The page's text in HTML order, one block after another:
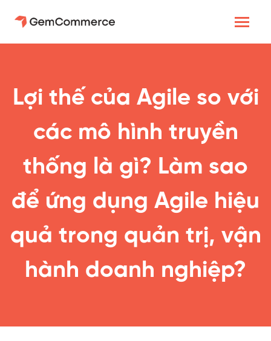
Lợi thế của Agile so với
các mô hình truyền
thống là gì? Làm sao
để ứng dụng Agile hiệu
quả trong quản trị, vận
hành doanh nghiệp?